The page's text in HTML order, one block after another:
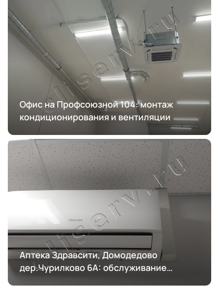
Офис на Профсоюзной 104: монтаж
кондиционирования и вентиляции
Аптека Здравсити, Домодедово
дер.Чурилково 6А: обслуживание